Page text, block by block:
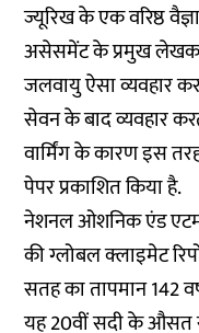
ज्यूरिख के एक वरिष्ठ
असेसमेंट के प्रमुख लेखक
जलवायु ऐसा व्यवहार
सेवन के बाद व्यवहार
वार्मिंग के कारण इस
पेपर प्रकाशित किया है.
नेशनल ओशनिक एंड
की ग्लोबल क्लाइमेट
सतह का तापमान 142
यह 20वीं सदी के औसत